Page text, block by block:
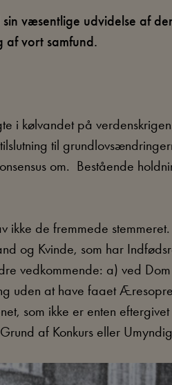
væsentlige udvidelse af
af vort samfund.
i kølvandet på
til
om. Bestående
ikke de fremmede
og Kvinde, som har
vedkommende: a) ved
uden at have faaet
som ikke er enten
af Konkurs eller